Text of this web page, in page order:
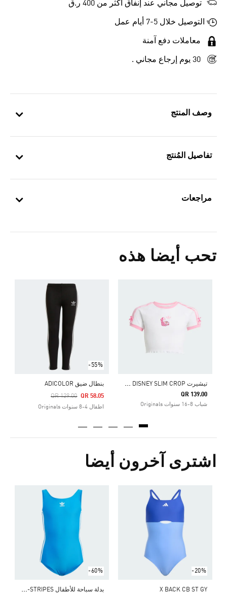
وصف المنتج
تفاصيل المُنتج
مراجعات
تحب أيضا هذه
ت
يشيرت ADIDAS DISNEY SLIM CROP
QR 139.00
شباب 8-16 سنوات Originals
-55%
بنطال ضيق ADICOLOR
Price Reduced From
QR 129.00
To QR 58.05
اطفال 4-8 سنوات Originals
Price Reduced From
اشترى آخرون أيضا
-20%
X BACK CB ST GY
-60%
ب
دلة سباحة للأطفال ORIGINALS ADICOLOR 3-STRIPES
Price Reduced From
To
توصيل مجاني عند إنفاق أكثر من 400 ر.ق
التوصيل خلال 5-7 أيام عمل
معاملات دفع آمنة